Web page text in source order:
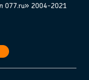
077.ru» 2004-2021